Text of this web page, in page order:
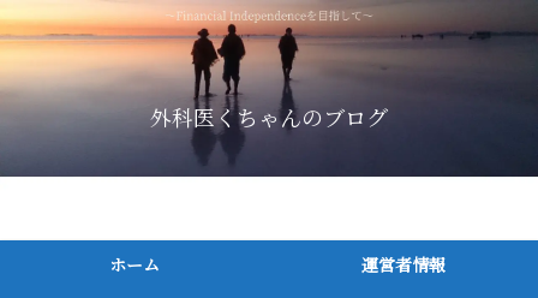
外科医くちゃんのブログ
ホーム
運営者情報